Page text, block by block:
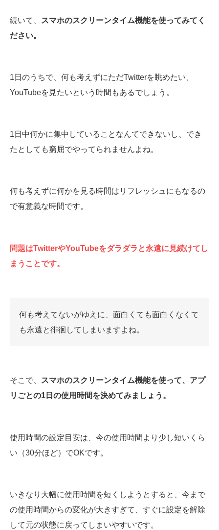
続いて、
スマホのスクリーンタイム機能を使ってみてく
ださい。
1日のうちで、何も考えずにただTwitterを眺めたい、
YouTubeを見たいという時間もあるでしょう。
1日中何かに集中していることなんてできないし、でき
たとしても窮屈でやってられませんよね。
何も考えずに何かを見る時間はリフレッシュにもなるの
で有意義な時間です。
問題はTwitterやYouTubeをダラダラと永遠に見続けてし
まうことです。
何も考えてないがゆえに、面白くても面白くなくて
も永遠と徘徊してしまいますよね。
そこで、
スマホのスクリーンタイム機能を使って、アプ
リごとの1日の使用時間を決めてみましょう。
使用時間の設定目安は、今の使用時間より少し短いくら
い（30分ほど）でOKです。
いきなり大幅に使用時間を短くしようとすると、今まで
の使用時間からの変化が大きすぎて、すぐに設定を解除
して元の状態に戻ってしまいやすいです。